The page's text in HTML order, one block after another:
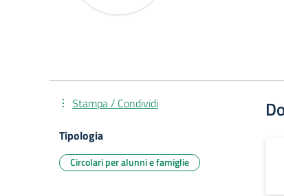
Stampa / Condividi
Tipologia
Circolari per alunni e famiglie